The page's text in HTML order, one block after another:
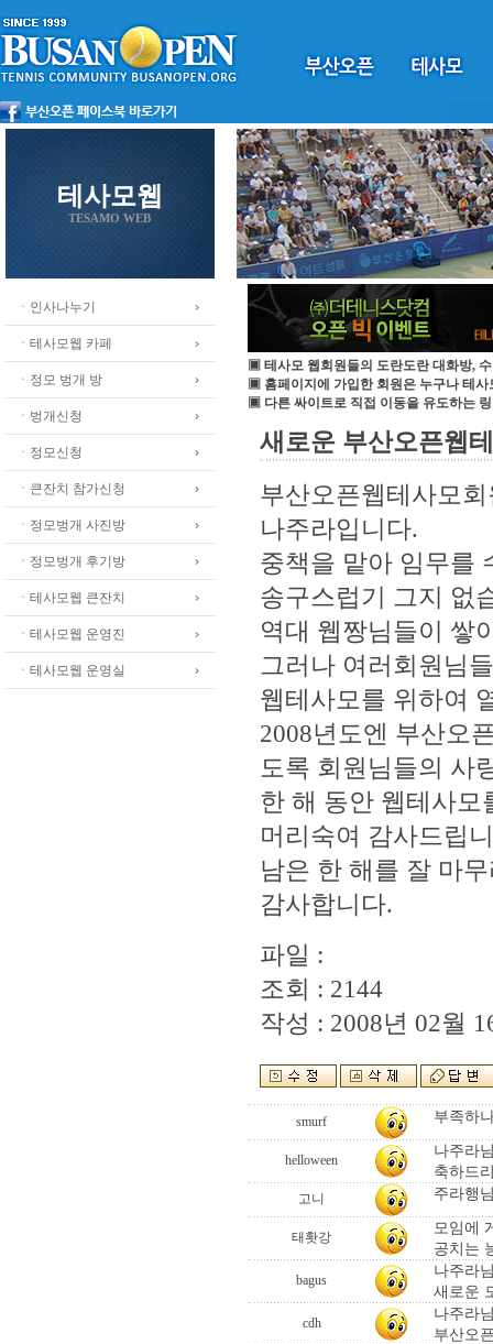
테사모웹
TESAMO WEB
ㆍ인사나누기
ㆍ테사모웹 카페
ㆍ정모 벙개 방
ㆍ벙개신청
ㆍ정모신청
ㆍ큰잔치 참가신청
ㆍ정모벙개 사진방
ㆍ정모벙개 후기방
ㆍ테사모웹 큰잔치
ㆍ테사모웹 운영진
ㆍ테사모웹 운영실
▣ 테사모 웹회원들의 도란도란 대화방,
▣ 홈페이지에 가입한 회원은 누구나 테사
▣ 다른 싸이트로 직접 이동을 유도하는
새로운 부산오픈웹
부산오픈웹테사모
나주라입니다.
중책을 맡아 임무를
송구스럽기 그지 없
역대 웹짱님들이 쌓
그러나 여러회원님
웹테사모를 위하여
2008년도엔 부산오
도록 회원님들의 사
한 해 동안 웹테사
머리숙여 감사드립
남은 한 해를 잘 마
감사합니다.
파일 :
조회 : 2144
작성 : 2008년 02월
smurf 부족하
helloween
나주라
축하드
고니 주라행
태홧강
모임에
공치는
bagus
나주라
새로운
cdh
나주라
부산오